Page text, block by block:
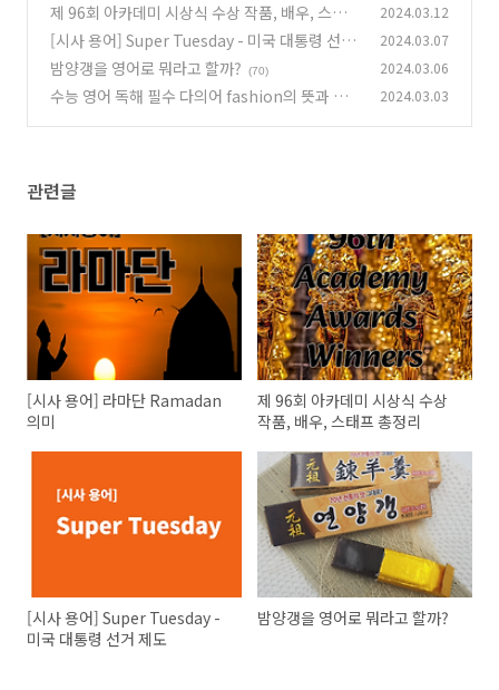
제 96회 아카데미 시상식 수상 작품, 배우, 스태
프 총정리 (40)
2024.03.12
[시사 용어] Super Tuesday - 미국 대통령 선거
제도
(2)
2024.03.07
밤양갱을 영어로 뭐라고 할까? (70) 2024.03.06
수능 영어 독해 필수 다의어 fashion의 뜻과 예
2024.03.03
관련글
[시사 용어] 라마단 Ramadan
의미
제 96회 아카데미 시상식 수상
작품, 배우, 스태프 총정리
[시사 용어] Super Tuesday -
미국 대통령 선거 제도
밤양갱을 영어로 뭐라고 할까?